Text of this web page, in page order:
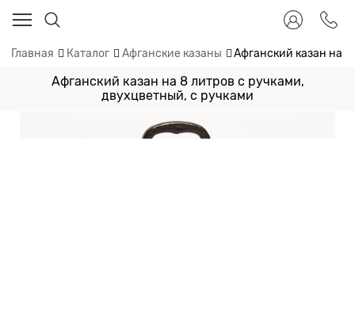
Главная Каталог Афганские казаны Афганский казан на
Афганский казан на 8 литров с ручками,
двухцветный, с ручками